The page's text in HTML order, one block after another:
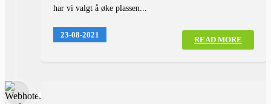
har vi valgt å øke plassen...
READ MORE
23-08-2021